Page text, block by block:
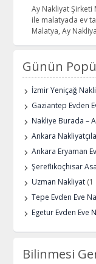
Ay Nakliyat Şirketi
ile malatyada ev
Malatya, Ay
Günün
İzmir Yeniçağ
Gaziantep Evden
Nakliye Burada –
Ankara
Ankara Eryaman
Şereflikoçhisar
Uzman Nakliyat (1
Tepe Evden Eve
Egetur Evden Eve
Bilinmesi